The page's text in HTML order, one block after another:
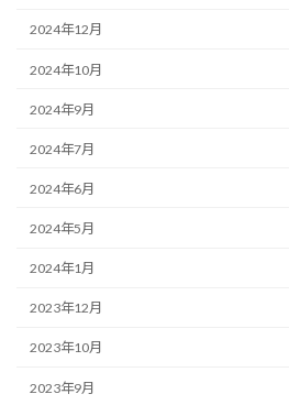
2024年12月
2024年10月
2024年9月
2024年7月
2024年6月
2024年5月
2024年1月
2023年12月
2023年10月
2023年9月